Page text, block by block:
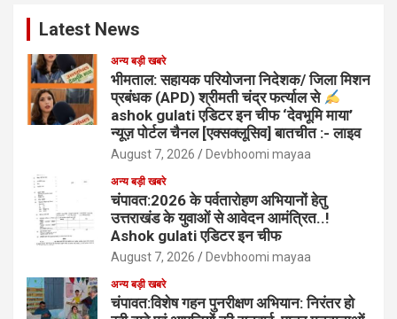
Latest News
अन्य बड़ी खबरे
भीमताल: सहायक परियोजना निदेशक/ जिला मिशन
प्रबंधक (APD) श्रीमती चंद्र फर्त्याल से
ashok gulati एडिटर इन चीफ ‘देवभूमि माया’
न्यूज़ पोर्टल चैनल [एक्सक्लूसिव] बातचीत :- लाइव
August 7, 2026 Devbhoomi mayaa
अन्य बड़ी खबरे
चंपावत:2026 के पर्वतारोहण अभियानों हेतु
उत्तराखंड के युवाओं से आवेदन आमंत्रित..!
Ashok gulati एडिटर इन चीफ
August 7, 2026 Devbhoomi mayaa
अन्य बड़ी खबरे
चंपावत:विशेष गहन पुनरीक्षण अभियान: निरंतर हो